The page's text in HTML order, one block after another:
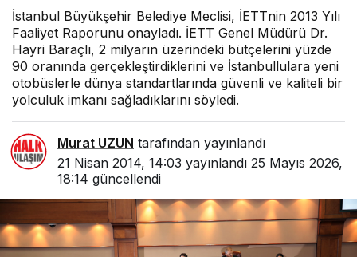
İstanbul Büyükşehir Belediye Meclisi, İETTnin 2013 Yılı
Faaliyet Raporunu onayladı. İETT Genel Müdürü Dr.
Hayri Baraçlı, 2 milyarın üzerindeki bütçelerini yüzde
90 oranında gerçekleştirdiklerini ve İstanbullulara yeni
otobüslerle dünya standartlarında güvenli ve kaliteli bir
yolculuk imkanı sağladıklarını söyledi.
Murat UZUN tarafından yayınlandı
21 Nisan 2014, 14:03 yayınlandı 25 Mayıs 2026,
18:14 güncellendi